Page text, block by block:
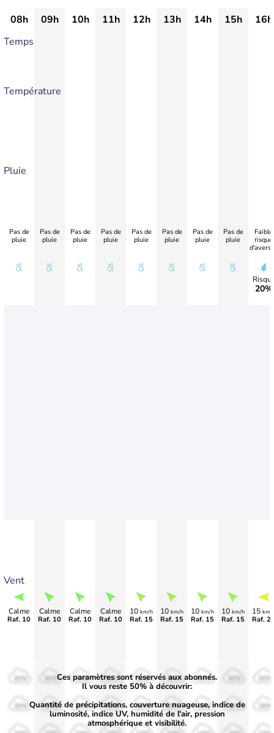
08h 09h 10h 11h 12h 13h 14h 15h
16h
Temps
Température
Pluie
Vent
Pas de
pluie
Calme
Raf. 10
Pas de
pluie
Calme
Raf. 10
Pas de
pluie
Calme
Raf. 10
Pas de
pluie
Calme
Raf. 10
Pas de
pluie
10 km/h
Raf. 15
Pas de
pluie
10 km/h
Raf. 15
Pas de
pluie
10 km/h
Raf. 15
Pas de
pluie
10 km/h
Raf. 15
Faible
risque
20%
15 km/
Raf.
50%
30%
50%
30%
50%
30%
50%
30%
50%
30%
50%
30%
50%
30% 30% 30%
Ces paramètres sont réservés aux abonnés.
Il vous reste 50% à découvrir:
Quantité de précipitations, couverture nuageuse, indice de
luminosité, indice UV, humidité de l'air, pression
atmosphérique et visibilité.